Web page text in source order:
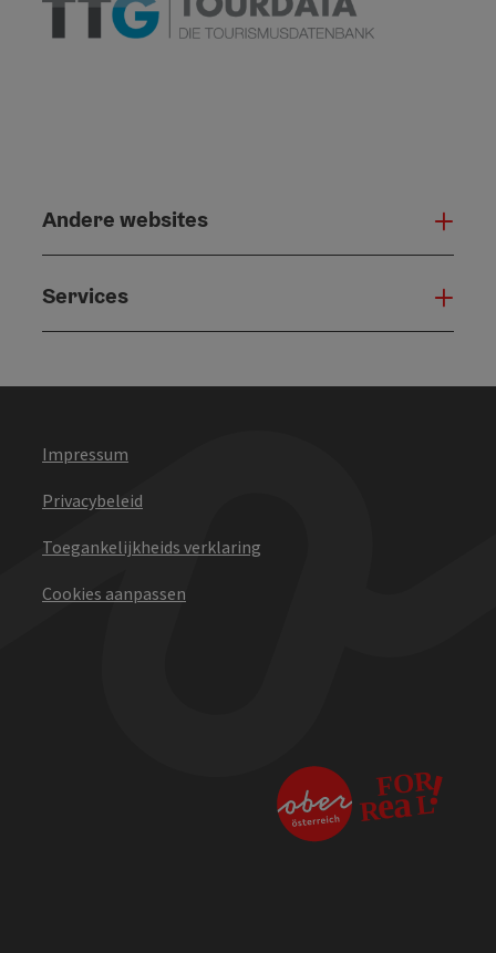
Andere websites
Services
Impressum
Privacybeleid
Toegankelijkheids verklaring
Cookies aanpassen